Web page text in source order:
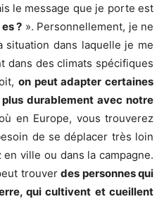
le message que je porte est
? ». Personnellement, je ne
situation dans laquelle je me
dans des climats spécifiques
on peut adapter certaines
durablement avec notre
en Europe, vous trouverez
de se déplacer très loin
ville ou dans la campagne.
trouverdes personnes qui
qui cultivent et cueillent